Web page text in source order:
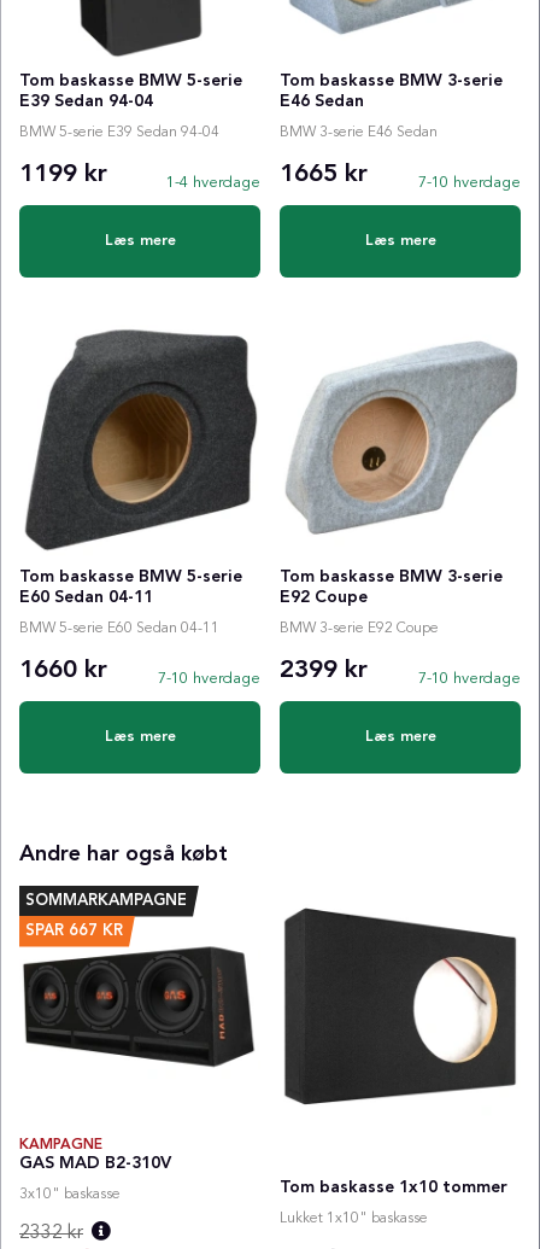
Tom baskasse BMW 5-serie
E39 Sedan 94-04
BMW 5-serie E39 Sedan 94-04
1199 kr 1-4 hverdage
Læs mere
Tom baskasse BMW 3-serie
E46 Sedan
BMW 3-serie E46 Sedan
1665 kr 7-10 hverdage
Læs mere
Tom baskasse BMW 5-serie
E60 Sedan 04-11
BMW 5-serie E60 Sedan 04-11
1660 kr 7-10 hverdage
Læs mere
Tom baskasse BMW 3-serie
E92 Coupe
BMW 3-serie E92 Coupe
2399 kr 7-10 hverdage
Læs mere
Andre har også købt
SOMMARKAMPAGNE
SPAR 667 KR
KAMPAGNE
GAS MAD B2-310V
3x10" baskasse
2332 kr
Tom baskasse 1x10 tommer
Lukket 1x10" baskasse